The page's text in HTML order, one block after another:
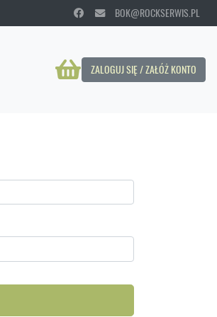
BOK@ROCKSERWIS.PL
ZALOGUJ SIĘ / ZAŁÓŻ KONTO